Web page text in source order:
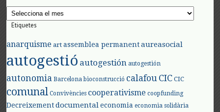
Arxius
Etiquetes
anarquisme art assemblea permanent aureasocial
autogestió autogestión autogestión
autonomia Barcelona bioconstrucció calafouCIC CIC
comunal Convivències cooperativisme coopfunding
Decreixement documental economia economia solidària